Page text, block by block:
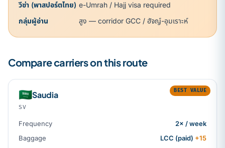
วีซ่า (พาสปอร์ตไทย) e-Umrah / Hajj visa required
กลุ่มผู้อ่าน
สูง — corridor GCC / ฮัจญ์-อุมเราะห์
Compare carriers on this route
BEST VALUE
🇸🇦Saudia
SV
Frequency
2× / week
Baggage
LCC (paid) +15